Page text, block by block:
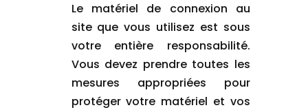
Le matériel de connexion au
site que vous utilisez est sous
votre entière responsabilité.
Vous devez prendre toutes les
mesures appropriées pour
protéger votre matériel et vos